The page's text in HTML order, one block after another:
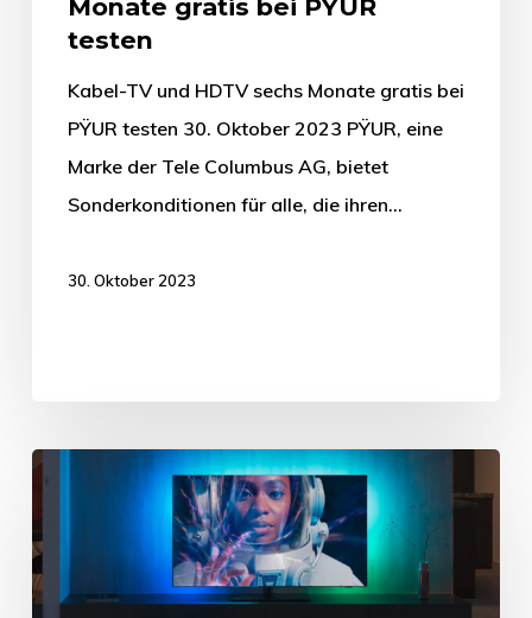
Monate gratis bei PŸUR
testen
Kabel-TV und HDTV sechs Monate gratis bei
PŸUR testen 30. Oktober 2023 PŸUR, eine
Marke der Tele Columbus AG, bietet
Sonderkonditionen für alle, die ihren…
30. Oktober 2023